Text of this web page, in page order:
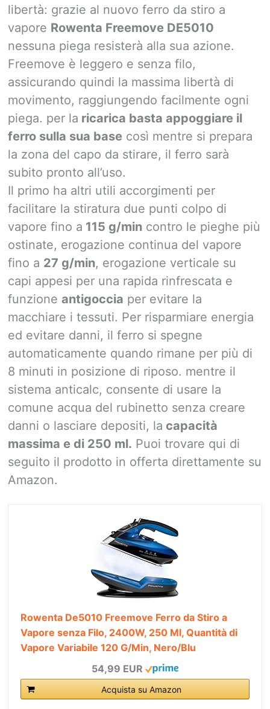
libertà: grazie al nuovo ferro da stiro a
vapore Rowenta Freemove DE5010
nessuna piega resisterà alla sua azione.
Freemove è leggero e senza filo,
assicurando quindi la massima libertà di
movimento, raggiungendo facilmente ogni
piega. per la ricarica basta appoggiare il
ferro sulla sua base così mentre si prepara
la zona del capo da stirare, il ferro sarà
subito pronto all’uso.
Il primo ha altri utili accorgimenti per
facilitare la stiratura due punti colpo di
vapore fino a 115 g/min contro le pieghe più
ostinate, erogazione continua del vapore
fino a 27 g/min, erogazione verticale su
capi appesi per una rapida rinfrescata e
funzione antigoccia per evitare la
macchiare i tessuti. Per risparmiare energia
ed evitare danni, il ferro si spegne
automaticamente quando rimane per più di
8 minuti in posizione di riposo. mentre il
sistema anticalc, consente di usare la
comune acqua del rubinetto senza creare
danni o lasciare depositi, la capacità
massima e di 250 ml. Puoi trovare qui di
seguito il prodotto in offerta direttamente su
Amazon.
Rowenta De5010 Freemove Ferro da Stiro a
Vapore senza Filo, 2400W, 250 Ml, Quantità di
Vapore Variabile 120 G/Min, Nero/Blu
54,99 EUR
Acquista su Amazon